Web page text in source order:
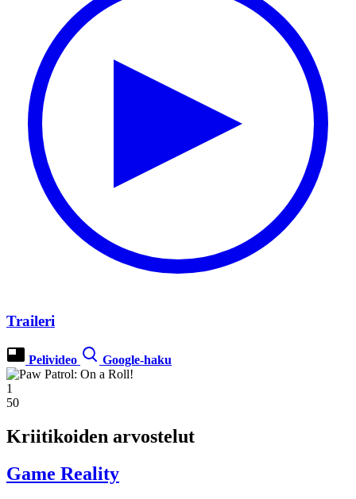
Traileri
Pelivideo Google-haku
1
50
Kriitikoiden arvostelut
Game Reality